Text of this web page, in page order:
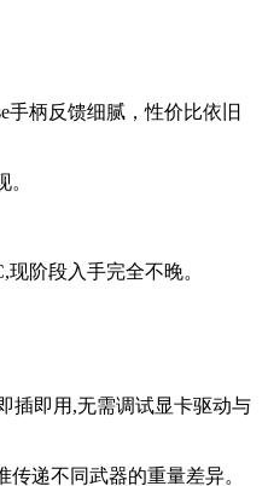
手柄反馈细腻，性价比依旧
阶段入手完全不晚。
插即用,无需调试显卡驱动与
递不同武器的重量差异。